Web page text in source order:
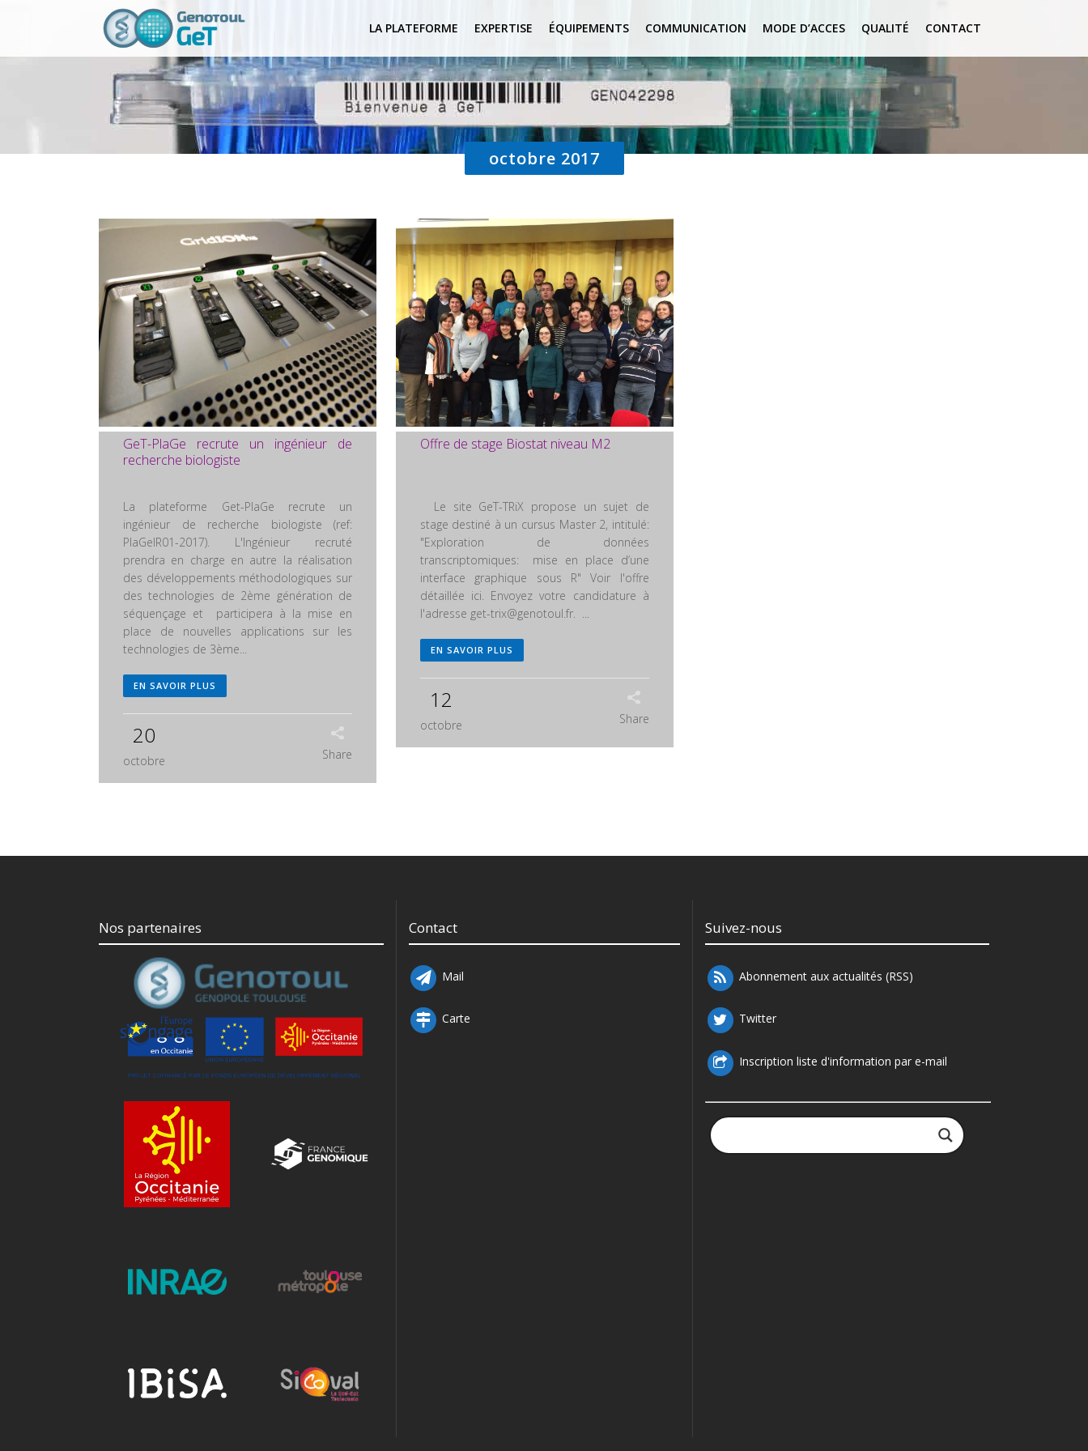
LA PLATEFORME EXPERTISE ÉQUIPEMENTS COMMUNICATION MODE D’ACCES QUALITÉ CONTACT
octobre 2017
GeT-PlaGe recrute un ingénieur de
recherche biologiste
La plateforme Get-PlaGe recrute un
ingénieur de recherche biologiste (ref:
PlaGeIR01-2017). L'Ingénieur recruté
prendra en charge en autre la réalisation
des développements méthodologiques sur
des technologies de 2ème génération de
séquençage et participera à la mise en
place de nouvelles applications sur les
technologies de 3ème...
EN SAVOIR PLUS
20
octobre Share
Offre de stage Biostat niveau M2
Le site GeT-TRiX propose un sujet de
stage destiné à un cursus Master 2, intitulé:
"Exploration de données
transcriptomiques: mise en place d’une
interface graphique sous R" Voir l'offre
détaillée ici. Envoyez votre candidature à
l'adresse get-trix@genotoul.fr. ...
EN SAVOIR PLUS
12
octobre Share
Nos partenaires Contact
Mail
Carte
Suivez-nous
Abonnement aux actualités (RSS)
Twitter
Inscription liste d'information par e-mail